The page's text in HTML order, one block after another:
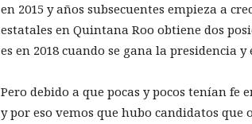
en 2015 y años subsecuentes empieza a
estatales en Quintana Roo obtiene dos
es en 2018 cuando se gana la presidencia
Pero debido a que pocas y pocos tenían fe
y por eso vemos que hubo candidatos